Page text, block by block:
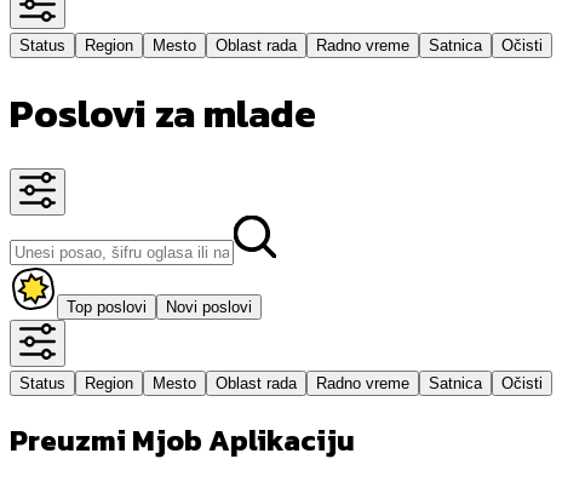
Status Region Mesto Oblast rada Radno vreme Satnica Očisti
Poslovi za mlade
Top poslovi Novi poslovi
Status Region Mesto Oblast rada Radno vreme Satnica Očisti
Preuzmi Mjob Aplikaciju